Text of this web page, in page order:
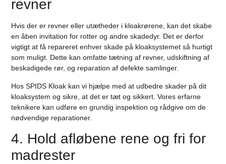
revner
Hvis der er revner eller utætheder i kloakrørene, kan det skabe
en åben invitation for rotter og andre skadedyr. Det er derfor
vigtigt at få repareret enhver skade på kloaksystemet så hurtigt
som muligt. Dette kan omfatte tætning af revner, udskiftning af
beskadigede rør, og reparation af defekte samlinger.
Hos SPIDS Kloak kan vi hjælpe med at udbedre skader på dit
kloaksystem og sikre, at det er tæt og sikkert. Vores erfarne
teknikere kan udføre en grundig inspektion og rådgive om de
nødvendige reparationer.
4. Hold afløbene rene og fri for
madrester